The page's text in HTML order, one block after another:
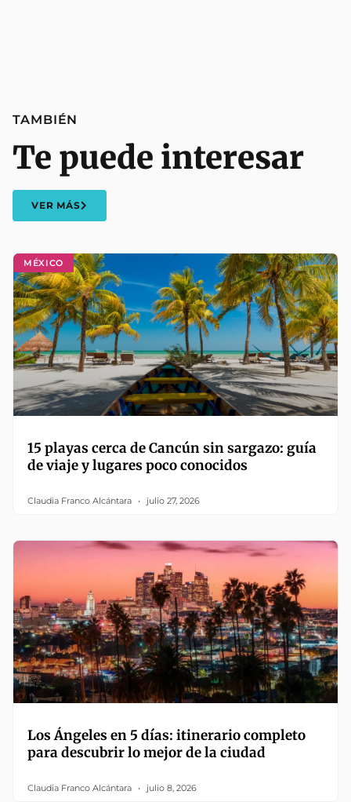
MÉXICO
15 playas cerca de Cancún sin sargazo: guía
de viaje y lugares poco conocidos
Claudia Franco Alcántara julio 27, 2026
Los Ángeles en 5 días: itinerario completo
para descubrir lo mejor de la ciudad
Claudia Franco Alcántara julio 8, 2026
TAMBIÉN
Te puede interesar
VER MÁS